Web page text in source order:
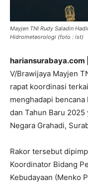
Mayjen TNI Rudy Saladin
Hidrometeorologi (foto : ist)
hariansurabaya.com
V/Brawijaya Mayjen
rapat koordinasi
menghadapi
dan Tahun Baru
Negara Grahadi,
Rakor tersebut
Koordinator Bidang
Kebudayaan (Menko